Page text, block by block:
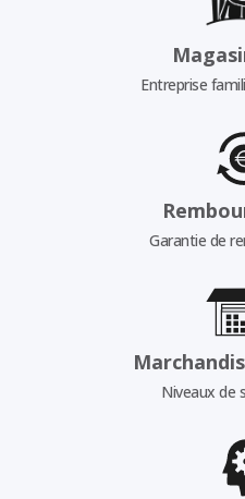
Entreprise
Garantie de
Niveaux de